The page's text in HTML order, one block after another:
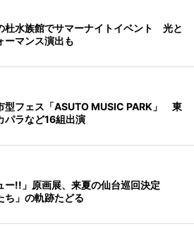
杜水族館でサマーナイトイベント 光と
ーマンス演出も
型フェス「ASUTO MUSIC PARK」 東
パラなど16組出演
ー!!」原画展、来夏の仙台巡回決定
ち」の軌跡たどる